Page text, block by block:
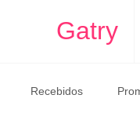
Gatry
Recebidos